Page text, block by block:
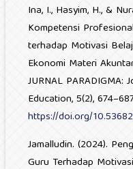
Ina, I., Hasyim, H., &
Kompetensi
terhadap Motivasi
Ekonomi Materi
JURNAL
Education, 5(2),
https://doi.org/
Jamalludin. (2024).
Guru Terhadap